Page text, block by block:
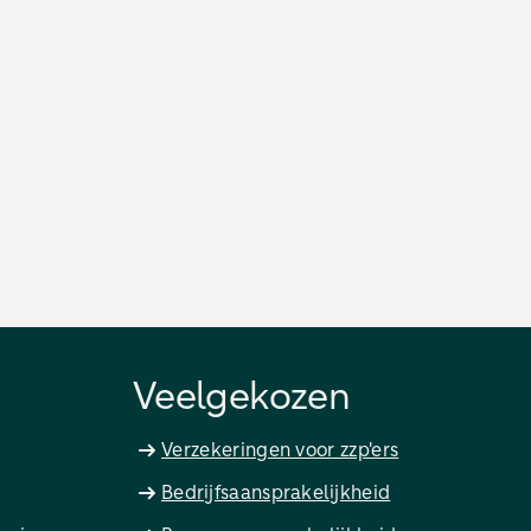
Veelgekozen
Verzekeringen voor zzp'ers
Bedrijfsaansprakelijkheid